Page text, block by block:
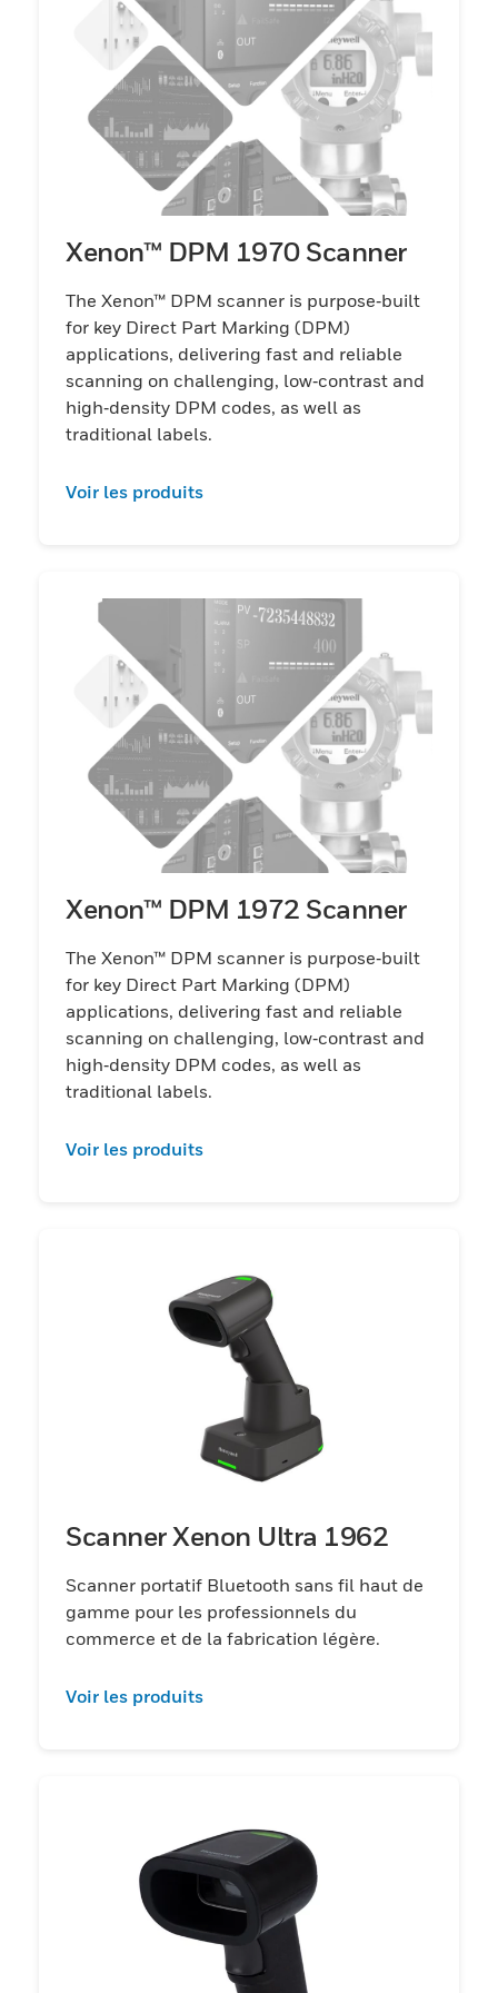
la dernière technologie Bluetooth®, leur
permettant de se brancher et de jouer sur
les systèmes informatiques existants sans
temps d'arrêt prolongé ni interruption.Que
vous recherchiez un appareil sans batterie,
sans fil ou filaire. Scanner portable à usage
général, Honeywell propose une suite
besoins de votre entreprise.
Xenon™ DPM 1970 Scanner
The Xenon™ DPM scanner is purpose‑built
for key Direct Part Marking (DPM)
applications, delivering fast and reliable
scanning on challenging, low‑contrast and
high‑density DPM codes, as well as
traditional labels.
Voir les produits
Xenon™ DPM 1972 Scanner
The Xenon™ DPM scanner is purpose‑built
for key Direct Part Marking (DPM)
applications, delivering fast and reliable
scanning on challenging, low‑contrast and
high‑density DPM codes, as well as
traditional labels.
Voir les produits
Scanner Xenon Ultra 1962
Scanner portatif Bluetooth sans fil haut de
gamme pour les professionnels du
commerce et de la fabrication légère.
Voir les produits